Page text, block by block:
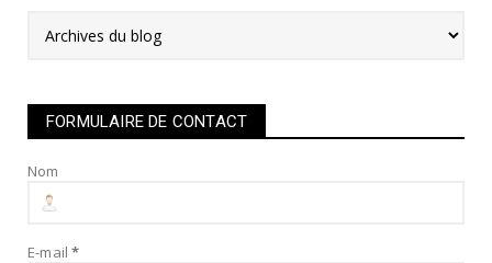
FORMULAIRE DE CONTACT
Nom
E-mail*